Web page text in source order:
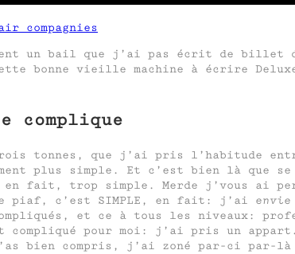
compagnies
un bail que j’ai pas écrit de billet
bonne vieille machine à écrire
complique
tonnes, que j’ai pris l’habitude
plus simple. Et c’est bien là que
en fait, trop simple. Merde j’vous ai
piaf, c’est SIMPLE, en fait: j’ai envie
et ce à tous les niveaux:
compliqué pour moi: j’ai pris un
bien compris, j’ai zoné par-ci par-